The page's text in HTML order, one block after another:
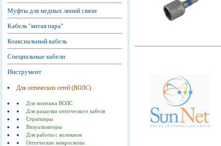
Муфты для медных линий связи
Кабель "витая пара"
Коаксиальный кабель
Специальные кабели
Инструмент
Для оптических сетей (ВОЛС)
Для монтажа ВОЛС
Для разделки оптического кабеля
Стрипперы
Визуализаторы
Для работы с волокном
Оптические микроскопы